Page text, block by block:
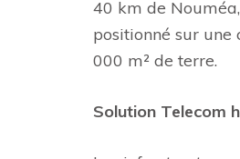
40 km de
positionné sur
000 m² de terre.
Solution Telecom